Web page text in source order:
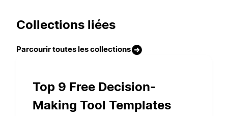
Collections liées
Parcourir toutes les collections
Top 9 Free Decision-
Making Tool Templates